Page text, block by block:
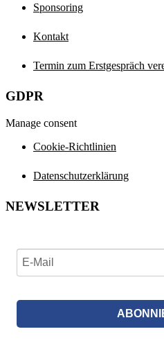
Sponsoring
Kontakt
Termin zum Erstgespräch
GDPR
Manage consent
Cookie-Richtlinien
Datenschutzerklärung
NEWSLETTER